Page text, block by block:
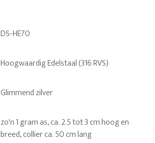
DS-HE70
Hoogwaardig Edelstaal (316 RVS)
Glimmend zilver
zo'n 1 gram as, ca. 2.5 tot 3 cm hoog en
breed, collier ca. 50 cm lang